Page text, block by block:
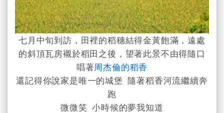
七月中旬到訪，田裡的稻穗結得金黃飽滿，遠處
的斜頂瓦房襯於稻田之後，望著此景不由得隨口
唱著周杰倫的稻香
還記得你說家是唯一的城堡 隨著稻香河流繼續奔
跑
微微笑 小時候的夢我知道